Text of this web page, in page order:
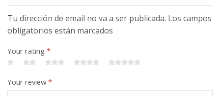
Tu dirección de email no va a ser publicada. Los campos
obligatorios están marcados
Your rating *
Your review*